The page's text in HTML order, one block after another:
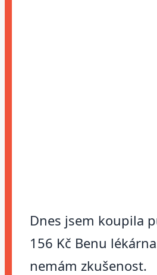
Dnes jsem koupila
156 Kč Benu
nemám zkušenost.